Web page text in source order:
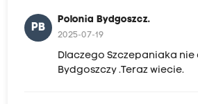
PB
Polonia Bydgoszcz.
2025-07-19
Dlaczego Szczepaniaka nie
Bydgoszczy .Teraz wiecie.